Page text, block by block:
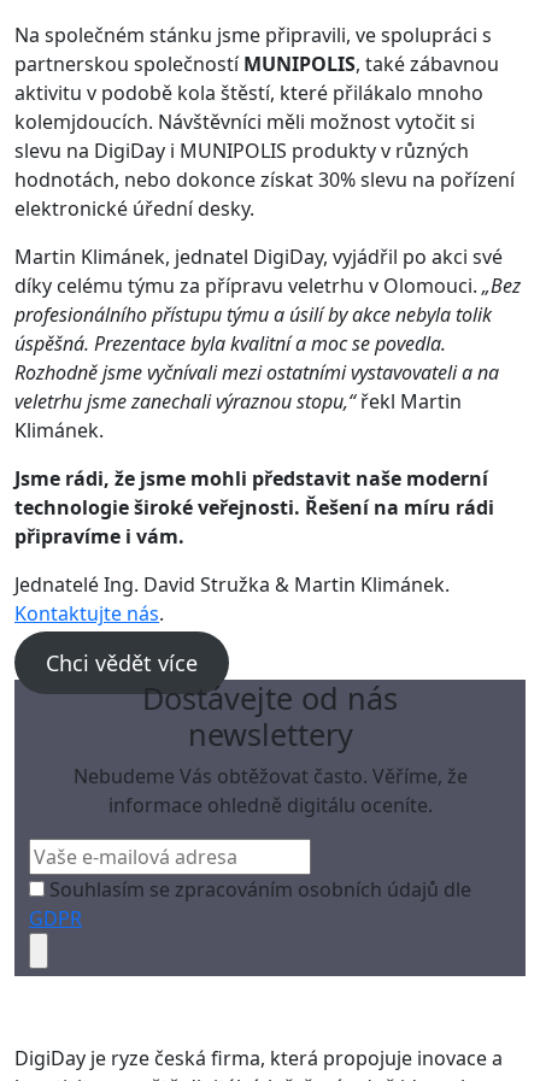
Na společném stánku jsme připravili, ve spolupráci s
partnerskou společnostíMUNIPOLIS, také zábavnou
aktivitu v podobě kola štěstí, které přilákalo mnoho
kolemjdoucích. Návštěvníci měli možnost vytočit si
slevu na DigiDay i MUNIPOLIS produkty v různých
hodnotách, nebo dokonce získat 30% slevu na pořízení
elektronické úřední desky.
Martin Klimánek, jednatel DigiDay, vyjádřil po akci své
díky celému týmu za přípravu veletrhu v Olomouci. „Bez
profesionálního přístupu týmu a úsilí by akce nebyla tolik
úspěšná. Prezentace byla kvalitní a moc se povedla.
Rozhodně jsme vyčnívali mezi ostatními vystavovateli a na
veletrhu jsme zanechali výraznou stopu,“řekl Martin
Klimánek.
Jsme rádi, že jsme mohli představit naše moderní
technologie široké veřejnosti. Řešení na míru rádi
připravíme i vám.
‍Jednatelé Ing. David Stružka & Martin Klimánek.
Kontaktujte nás.
Chci vědět více
Dostávejte od nás
newslettery
Nebudeme Vás obtěžovat často. Věříme, že
informace ohledně digitálu oceníte.
Souhlasím se zpracováním osobních údajů dle
GDPR
DigiDay je ryze česká firma, která propojuje inovace a